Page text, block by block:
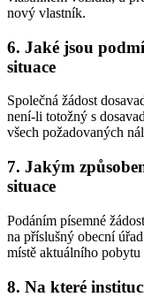
nový vlastník.
6. Jaké jsou
situace
Společná žádost
není-li totožný s
všech požadovaných
7. Jakým
situace
Podáním písemné
na příslušný obecní
místě aktuálního
8. Na které